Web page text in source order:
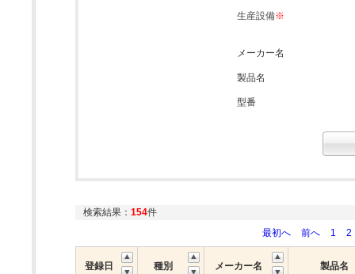
生産設備※
メーカー名
製品名
型番
検索結果： 154件
最初へ
前へ 1 2
登録日 種別 メーカー名 製品名